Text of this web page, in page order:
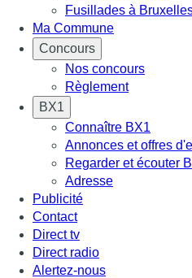
Fusillades à
Ma Commune
Concours
Nos concours
Règlement
BX1
Connaître BX1
Annonces et offres
Regarder et écouter
Adresse
Publicité
Contact
Direct tv
Direct radio
Alertez-nous